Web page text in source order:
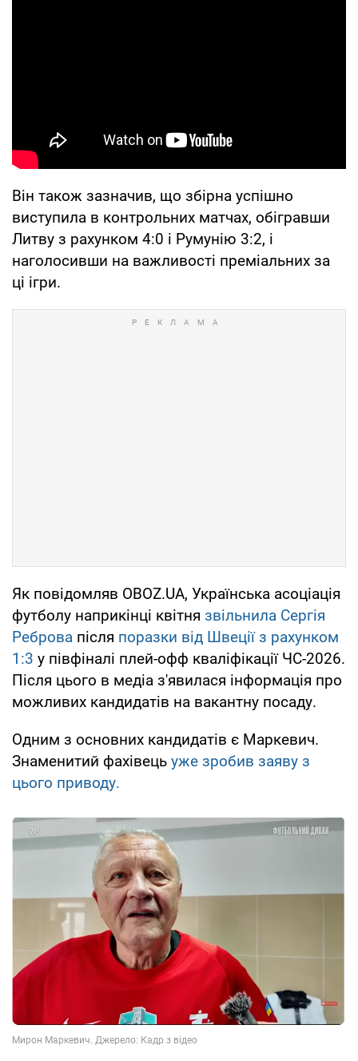
Він також зазначив, що збірна успішно
виступила в контрольних матчах, обігравши
Литву з рахунком 4:0 і Румунію 3:2, і
наголосивши на важливості преміальних за
ці ігри.
Як повідомляв OBOZ.UA, Українська асоціація
футболу наприкінці квітня звільнила Сергія
Реброва після поразки від Швеції з рахунком
1:3 у півфіналі плей-офф кваліфікації ЧС-2026.
Після цього в медіа з'явилася інформація про
можливих кандидатів на вакантну посаду.
Одним з основних кандидатів є Маркевич.
Знаменитий фахівець уже зробив заяву з
цього приводу.